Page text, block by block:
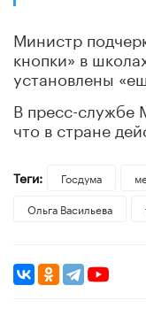
Министр
кнопки» в
установлены
В пресс-службе
что в стране
Теги: Госдума
Ольга Васильева